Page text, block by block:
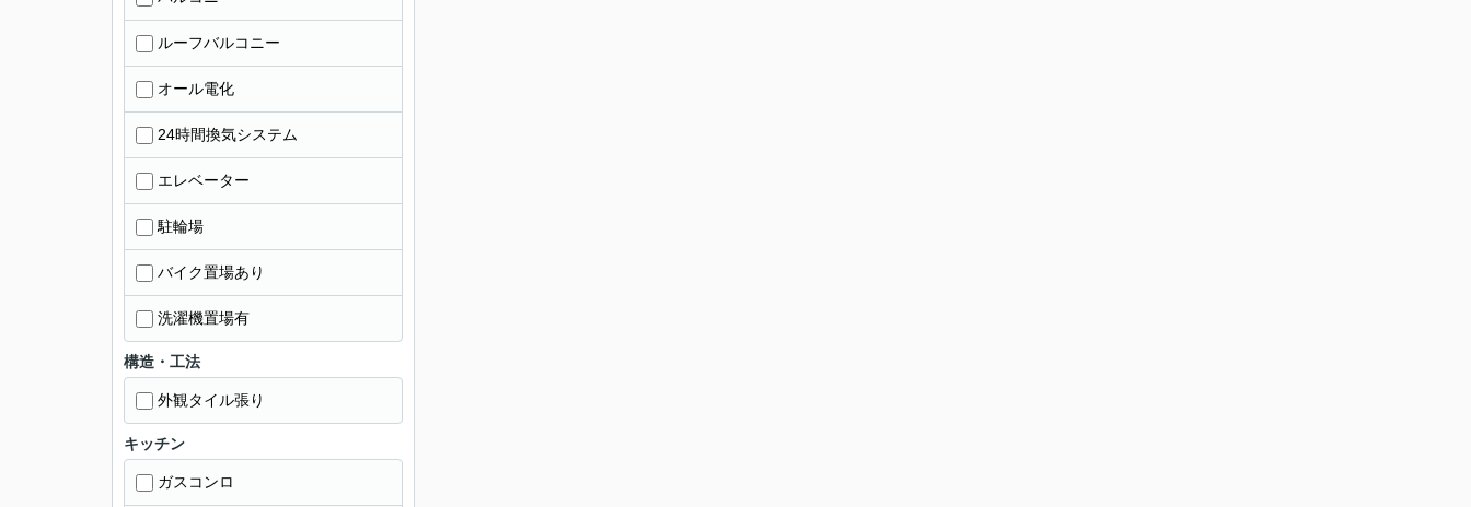
ルーフバルコニー
オール電化
24時間換気システム
エレベーター
駐輪場
バイク置場あり
洗濯機置場有
構造・工法
外観タイル張り
キッチン
ガスコンロ